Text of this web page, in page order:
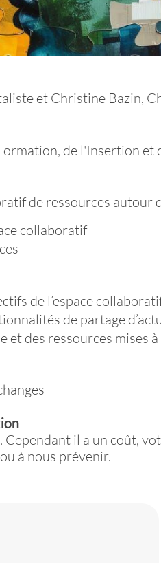
et Christine Bazin,
de l'Insertion
de ressources autour
collaboratif
de l’espace
de partage
et des ressources mises
il a un coût,
à nous prévenir.